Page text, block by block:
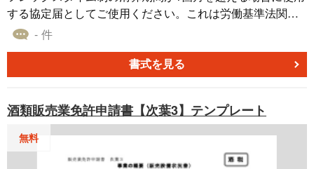
する協定届としてご使用ください。これは労働基準法関係
様式テンプレート（東京労働局配布版）です。 【本書式は
- 件
書式を見る
酒類販売業免許申請書【次葉3】テンプレート
無料